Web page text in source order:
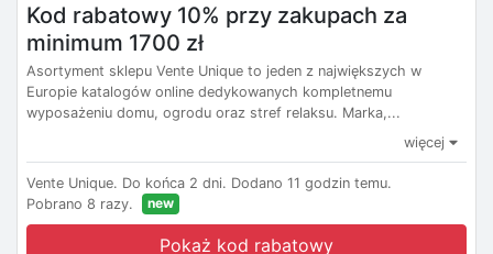
Kod rabatowy 10% przy zakupach za
minimum 1700 zł
Asortyment sklepu Vente Unique to jeden z największych w
Europie katalogów online dedykowanych kompletnemu
wyposażeniu domu, ogrodu oraz stref relaksu. Marka,...
więcej
Vente Unique. Do końca 2 dni. Dodano 11 godzin temu.
Pobrano 8 razy.
new
Pokaż kod rabatowy